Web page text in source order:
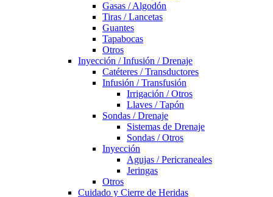
Gasas / Algodón
Tiras / Lancetas
Guantes
Tapabocas
Otros
Inyección / Infusión / Drenaje
Catéteres / Transductores
Infusión / Transfusión
Irrigación / Otros
Llaves / Tapón
Sondas / Drenaje
Sistemas de Drenaje
Sondas / Otros
Inyección
Agujas / Pericraneales
Jeringas
Otros
Cuidado y Cierre de Heridas